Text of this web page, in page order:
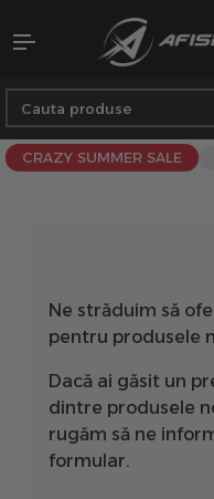
CRAZY SUMMER SALE
Ne străduim să
pentru produsele
Dacă ai găsit un
dintre produsele
rugăm să ne
formular.